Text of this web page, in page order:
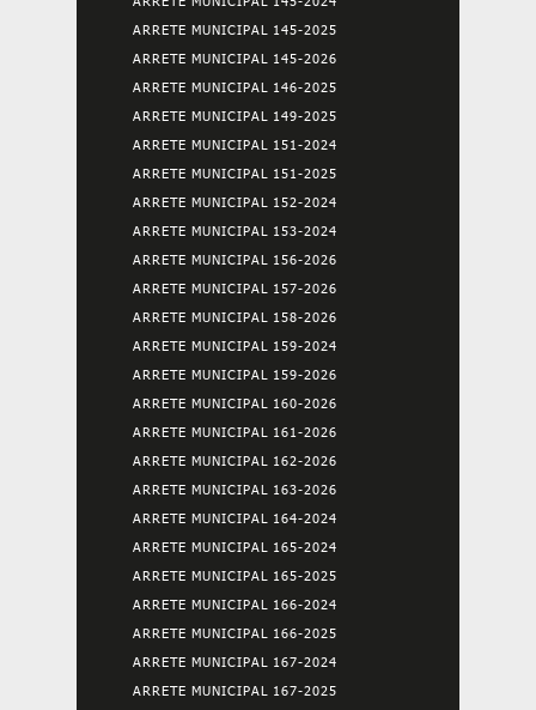
ARRETE MUNICIPAL 145-2025
ARRETE MUNICIPAL 145-2026
ARRETE MUNICIPAL 146-2025
ARRETE MUNICIPAL 149-2025
ARRETE MUNICIPAL 151-2024
ARRETE MUNICIPAL 151-2025
ARRETE MUNICIPAL 152-2024
ARRETE MUNICIPAL 153-2024
ARRETE MUNICIPAL 156-2026
ARRETE MUNICIPAL 157-2026
ARRETE MUNICIPAL 158-2026
ARRETE MUNICIPAL 159-2024
ARRETE MUNICIPAL 159-2026
ARRETE MUNICIPAL 160-2026
ARRETE MUNICIPAL 161-2026
ARRETE MUNICIPAL 162-2026
ARRETE MUNICIPAL 163-2026
ARRETE MUNICIPAL 164-2024
ARRETE MUNICIPAL 165-2024
ARRETE MUNICIPAL 165-2025
ARRETE MUNICIPAL 166-2024
ARRETE MUNICIPAL 166-2025
ARRETE MUNICIPAL 167-2024
ARRETE MUNICIPAL 167-2025